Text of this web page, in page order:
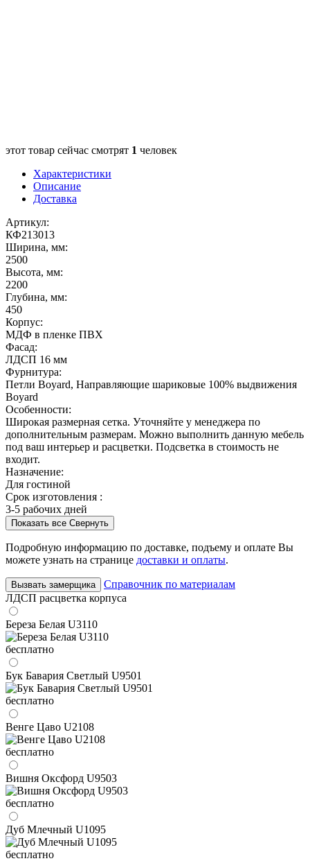
этот товар сейчас смотрят 1 человек
Характеристики
Описание
Доставка
Артикул:
КФ213013
Ширина, мм:
2500
Высота, мм:
2200
Глубина, мм:
450
Корпус:
МДФ в пленке ПВХ
Фасад:
ЛДСП 16 мм
Фурнитура:
Петли Boyard, Направляющие шариковые 100% выдвижения
Boyard
Особенности:
Широкая размерная сетка. Уточняйте у менеджера по
дополнительным размерам. Можно выполнить данную мебель
под ваш интерьер и расцветки. Подсветка в стоимость не
входит.
Назначение:
Для гостиной
Срок изготовления :
3-5 рабочих дней
Показать все Свернуть
Подробную информацию по доставке, подъему и оплате Вы
можете узнать на странице доставки и оплаты.
Вызвать замерщика
Справочник по материалам
ЛДСП расцветка корпуса
Береза Белая U3110
бесплатно
Бук Бавария Светлый U9501
бесплатно
Венге Цаво U2108
бесплатно
Вишня Оксфорд U9503
бесплатно
Дуб Млечный U1095
бесплатно